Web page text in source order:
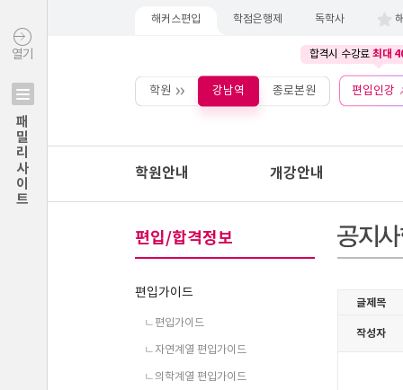
열기
패밀리사이트
해커스편입 학점은행제 독학사
합격시 수강료 최대
학원 강남역 종로본원 편입인강
학원안내 개강안내
편입/합격정보
편입가이드
ㄴ편입가이드
ㄴ자연계열 편입가이드
ㄴ의학계열 편입가이드